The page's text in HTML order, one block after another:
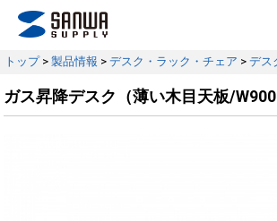
トップ> 製品情報 > デスク・ラック・チェア > デス
ガス昇降デスク（薄い木目天板/W900